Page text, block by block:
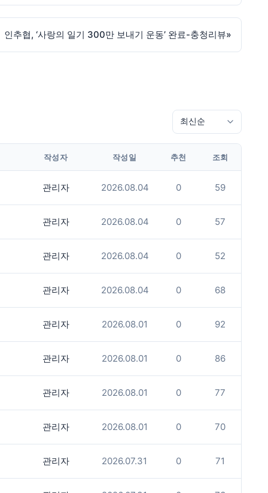
인추협, ‘사랑의 일기 300만 보내기 운동’ 완료-충청리뷰»
작성자 작성일 추천 조회
관리자 2026.08.04 0 59
관리자 2026.08.04 0 57
관리자 2026.08.04 0 52
관리자 2026.08.04 0 68
관리자 2026.08.01 0 92
관리자 2026.08.01 0 86
관리자 2026.08.01 0 77
관리자 2026.08.01 0 70
관리자 2026.07.31 0 71